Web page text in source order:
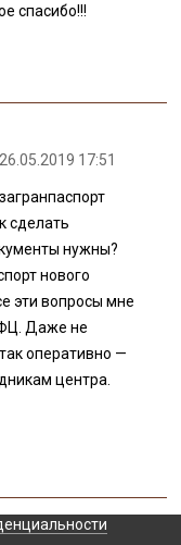
спасибо!!!
| 26.05.2019 17:51
сделать
нужны?
нового
эти вопросы мне
Даже не
оперативно —
центра.